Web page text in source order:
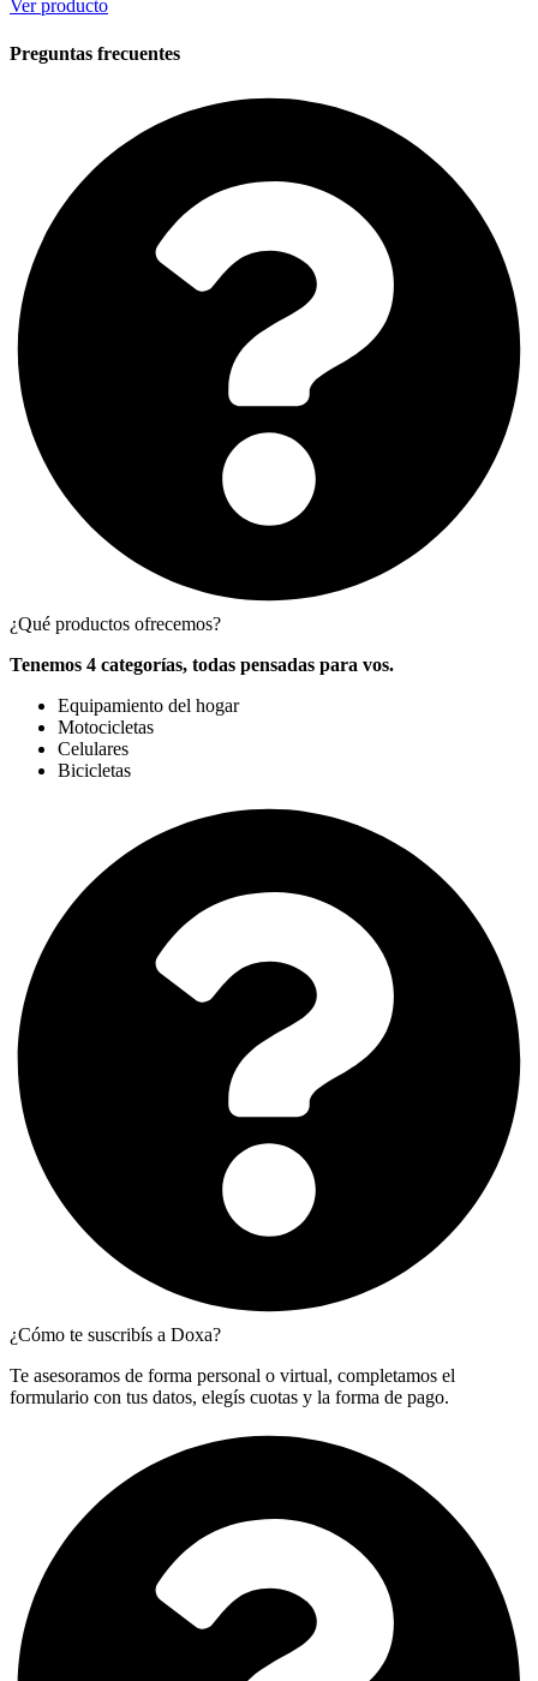
Ver producto
Preguntas frecuentes
¿Qué productos ofrecemos?
Tenemos 4 categorías, todas pensadas para vos.
Equipamiento del hogar
Motocicletas
Celulares
Bicicletas
¿Cómo te suscribís a Doxa?
Te asesoramos de forma personal o virtual, completamos el
formulario con tus datos, elegís cuotas y la forma de pago.